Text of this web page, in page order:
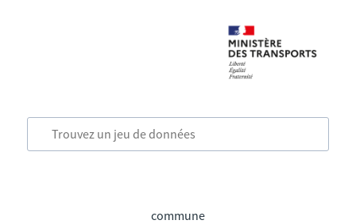
commune